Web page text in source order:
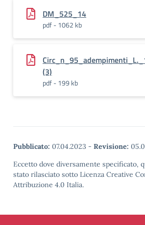
DM_525_14
pdf - 1062 kb
(3)
pdf - 199 kb
Pubblicato: 07.04.2023 - Revisione:
Eccetto dove diversamente specificato,
stato rilasciato sotto Licenza Creative
Attribuzione 4.0 Italia.